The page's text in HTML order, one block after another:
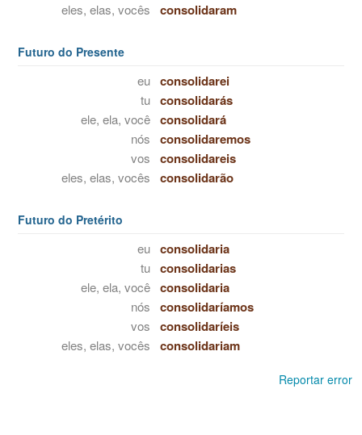
eles, elas, vocês consolidaram
Futuro do Presente
eu consolidarei
tu consolidarás
ele, ela, você consolidará
nós consolidaremos
vos consolidareis
eles, elas, vocês consolidarão
Futuro do Pretérito
eu consolidaria
tu consolidarias
ele, ela, você consolidaria
nós consolidaríamos
vos consolidaríeis
eles, elas, vocês consolidariam
Reportar error